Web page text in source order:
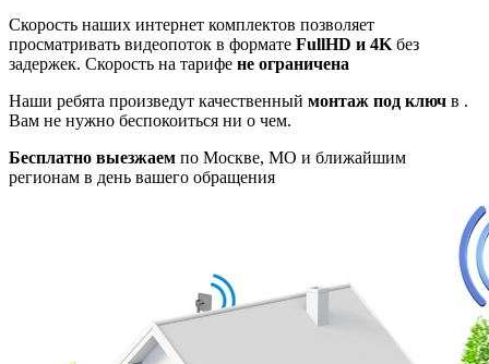
Скорость наших интернет комплектов позволяет
просматривать видеопоток в формате FullHD и 4K без
задержек. Скорость на тарифе не ограничена
Наши ребята произведут качественный монтаж под ключ в .
Вам не нужно беспокоиться ни о чем.
Бесплатно выезжаем по Москве, МО и ближайшим
регионам в день вашего обращения